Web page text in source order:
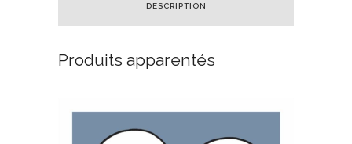
DESCRIPTION
Produits apparentés